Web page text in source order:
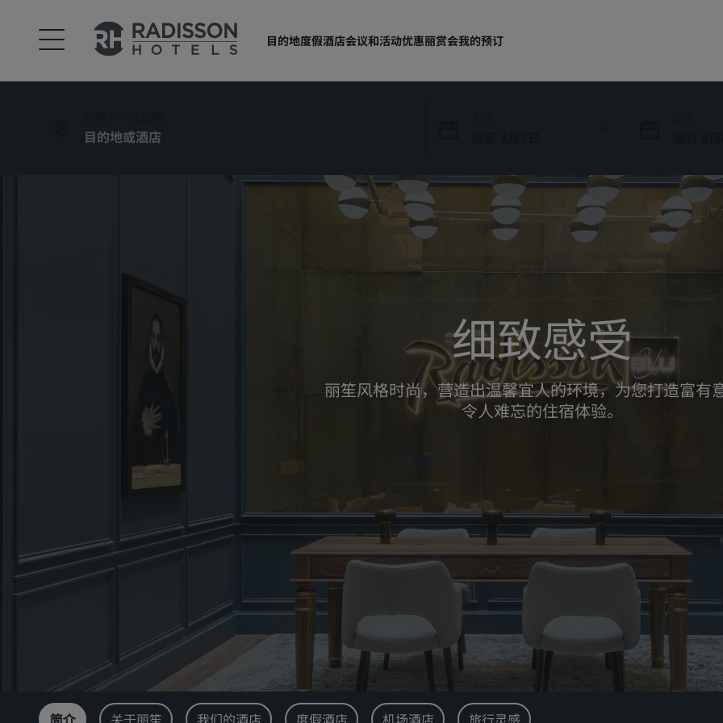
目的地度假酒店会议和活动优惠丽赏会我的预订
细致感受
丽笙风格时尚，营造出温馨宜人的环境，为您打造富有
令人难忘的住宿体验。
简介 关于丽笙 我们的酒店 度假酒店 机场酒店 旅行灵感